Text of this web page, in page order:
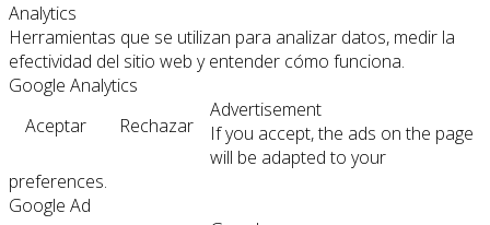
Analytics
Herramientas que se utilizan para analizar datos, medir la
efectividad del sitio web y entender cómo funciona.
Google Analytics
Aceptar
Rechazar
Advertisement
If you accept, the ads on the page
will be adapted to your
preferences.
Google Ad